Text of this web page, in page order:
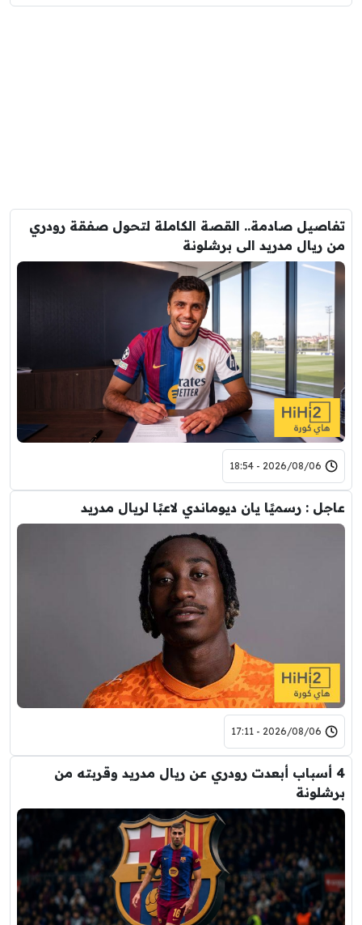
تفاصيل صادمة.. القصة الكاملة لتحول صفقة رودري
من ريال مدريد الى برشلونة
2026/08/06 - 18:54
عاجل : رسميًا يان ديوماندي لاعبًا لريال مدريد
2026/08/06 - 17:11
4 أسباب أبعدت رودري عن ريال مدريد وقربته من
برشلونة